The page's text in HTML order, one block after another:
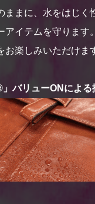
ままに、水をはじ
アイテムを守りま
楽しみいただけま
バリューONによる